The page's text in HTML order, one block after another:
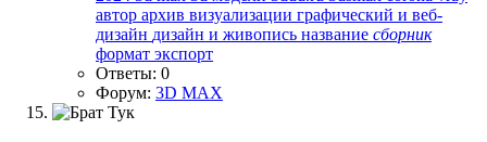
автор архив визуализации графический и веб-
дизайн дизайн и живопись название сборник
формат экспорт
Ответы: 0
Форум: 3D MAX